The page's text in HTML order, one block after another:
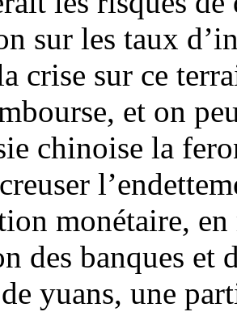
sur les taux
crise sur ce
et on
chinoise la
monétaire,
des banques et
yuans, une